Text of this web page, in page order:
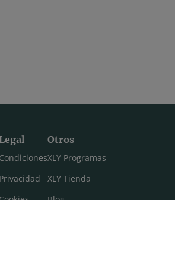
Condiciones
Privacidad
Otros
XLY Programas
XLY Tienda
Blog